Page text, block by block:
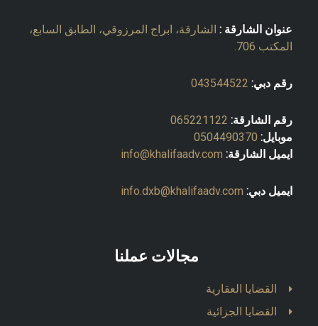
عنوان الشارقة : الشارقة، ابراج المرزوقي، الطابق السابع،
المكتب 706.
رقم دبي: 043544522
رقم الشارقة: 065221122
موبايل: 0504490370
ايميل الشارقة: info@khalifaadv.com
ايميل دبي: info.dxb@khalifaadv.com
مجالات عملنا
القضايا العقارية
القضايا الجزائية